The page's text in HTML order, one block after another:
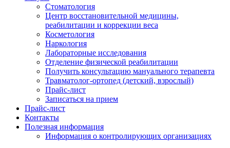
Стоматология
Центр восстановительной медицины,
реабилитации и коррекции веса
Косметология
Наркология
Лабораторные исследования
Отделение физической реабилитации
Получить консультацию мануального терапевта
Травматолог-ортопед (детский, взрослый)
Прайс-лист
Записаться на прием
Прайс-лист
Контакты
Полезная информация
Информация о контролирующих организациях